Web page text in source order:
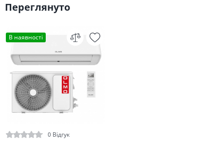
Переглянуто
В наявності
0 Відгук